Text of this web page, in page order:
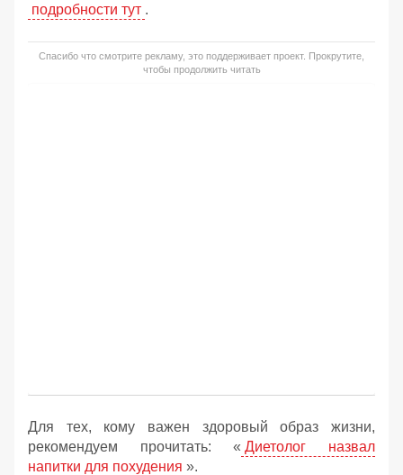
подробности тут .
Спасибо что смотрите рекламу, это поддерживает проект. Прокрутите,
чтобы продолжить читать
Для тех, кому важен здоровый образ жизни,
рекомендуем прочитать: « Диетолог назвал
напитки для похудения ».